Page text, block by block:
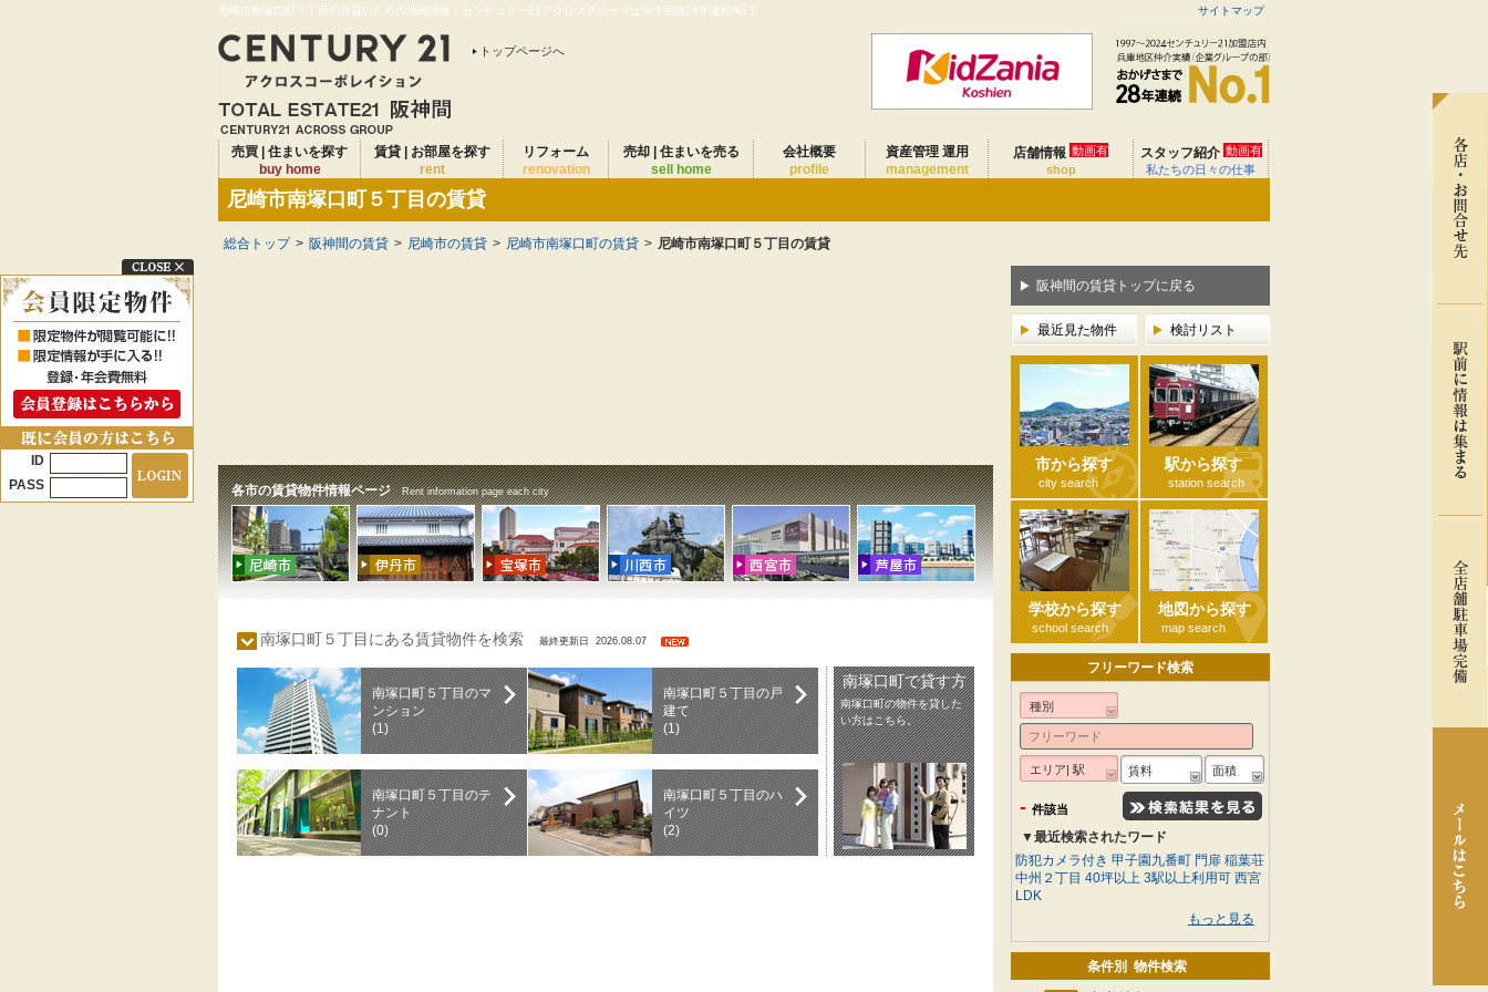
尼崎市南塚口町５丁目の賃貸のための地域情報｜センチュリー21アクロスグループは仲介実績28年連続No.1 サイトマップ
トップページへ
売買 | 住まいを探す
buy home
賃貸 | お部屋を探す
rent
リフォーム
renovation
売却 | 住まいを売る
sell home
会社概要
profile
資産管理 運用
management
店舗情報 動画有
shop
スタッフ紹介 動画有
私たちの日々の仕事
尼崎市南塚口町５丁目の賃貸
総合トップ > 阪神間の賃貸 > 尼崎市の賃貸 > 尼崎市南塚口町の賃貸 > 尼崎市南塚口町５丁目の賃貸
各市の賃貸物件情報ページ Rent information page each city
南塚口町５丁目にある賃貸物件を検索 最終更新日 2026.08.07
南塚口町５丁目のマ
ンション
(1)
南塚口町５丁目の戸
建て
(1)
南塚口町５丁目のテ
ナント
(0)
南塚口町５丁目のハ
イツ
(2)
南塚口町で貸す方
南塚口町の物件を貸した
い方はこちら。
阪神間の賃貸トップに戻る
最近見た物件 検討リスト
市から探す
city search
駅から探す
station search
学校から探す
school search
地図から探す
map search
フリーワード検索
種別
エリア| 駅 賃料 面積
- 件該当
▼最近検索されたワード
防犯カメラ付き 甲子園九番町 門扉 稲葉荘
中州２丁目 40坪以上 3駅以上利用可 西宮
LDK
もっと見る
条件別 物件検索
ID
PASS